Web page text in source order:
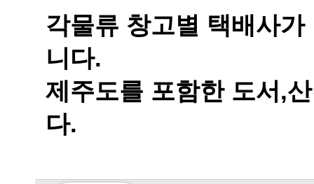
니다.
다.